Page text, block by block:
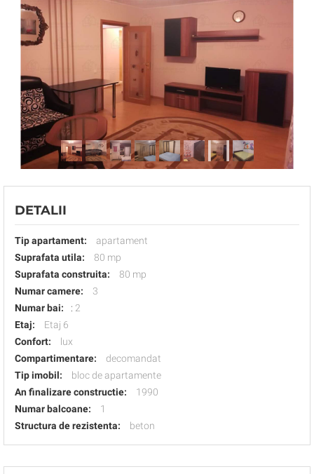
DETALII
Tip apartament:
apartament
Suprafata utila:
80 mp
Suprafata construita:
80 mp
Numar camere:
3
Numar bai:
: 2
Etaj:
Etaj 6
Confort:
lux
Compartimentare:
decomandat
Tip imobil:
bloc de apartamente
An finalizare constructie:
1990
Numar balcoane:
1
Structura de rezistenta:
beton